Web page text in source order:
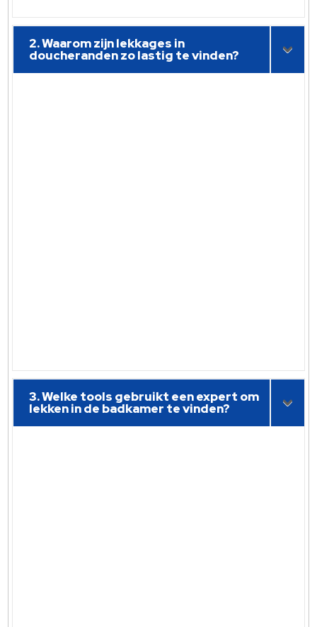
2. Waarom zijn lekkages in
doucheranden zo lastig te vinden?
3. Welke tools gebruikt een expert om
lekken in de badkamer te vinden?